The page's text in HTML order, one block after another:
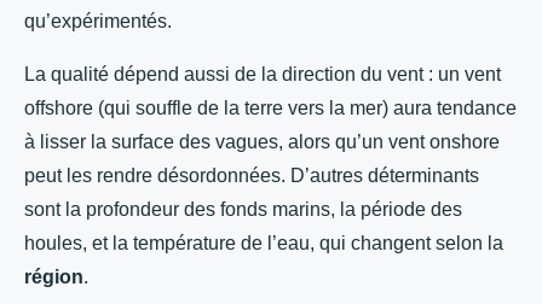
qu’expérimentés.
La qualité dépend aussi de la direction du vent : un vent
offshore (qui souffle de la terre vers la mer) aura tendance
à lisser la surface des vagues, alors qu’un vent onshore
peut les rendre désordonnées. D’autres déterminants
sont la profondeur des fonds marins, la période des
houles, et la température de l’eau, qui changent selon la
région.